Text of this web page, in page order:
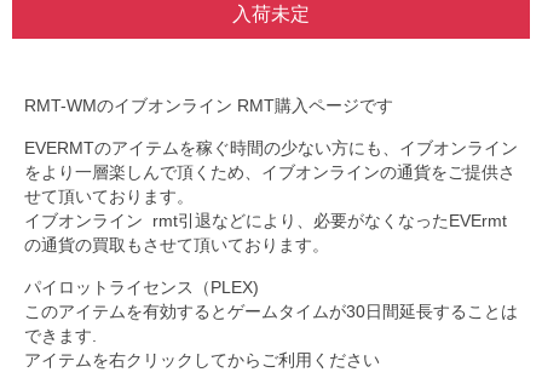
入荷未定
RMT-WMのイブオンライン RMT購入ページです
EVERMTのアイテムを稼ぐ時間の少ない方にも、イブオンライン
をより一層楽しんで頂くため、イブオンラインの通貨をご提供さ
せて頂いております。
イブオンライン rmt引退などにより、必要がなくなったEVErmt
の通貨の買取もさせて頂いております。
パイロットライセンス（PLEX)
このアイテムを有効するとゲームタイムが30日間延長することは
できます.
アイテムを右クリックしてからご利用ください